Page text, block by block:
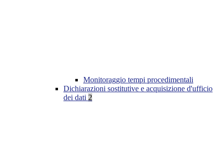
Monitoraggio tempi procedimentali
Dichiarazioni sostitutive e acquisizione d'ufficio
dei dati 2